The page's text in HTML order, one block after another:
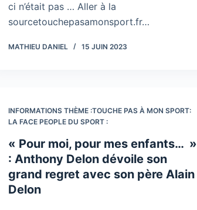
ci n’était pas … Aller à la
sourcetouchepasamonsport.fr…
MATHIEU DANIEL 15 JUIN 2023
INFORMATIONS THÈME :TOUCHE PAS À MON SPORT:
LA FACE PEOPLE DU SPORT :
« Pour moi, pour mes enfants… »
: Anthony Delon dévoile son
grand regret avec son père Alain
Delon